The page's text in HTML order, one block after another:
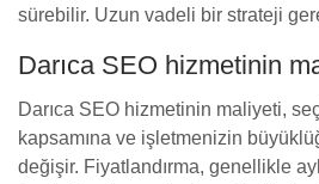
sürebilir. Uzun vadeli bir strateji
Darıca SEO hizmetinin
Darıca SEO hizmetinin maliyeti,
kapsamına ve işletmenizin
değişir. Fiyatlandırma, genellikle